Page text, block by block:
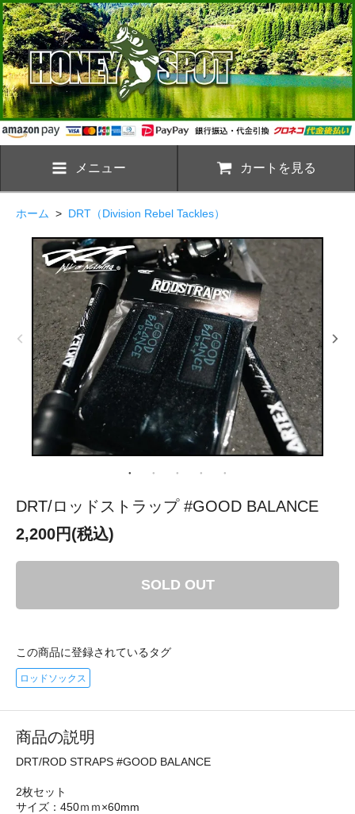
メニュー カートを見る
ホーム > DRT（Division Rebel Tackles）
DRT/ロッドストラップ #GOOD BALANCE
2,200円(税込)
SOLD OUT
この商品に登録されているタグ
ロッドソックス
商品の説明
DRT/ROD STRAPS #GOOD BALANCE
2枚セット
サイズ：450ｍｍ×60mm